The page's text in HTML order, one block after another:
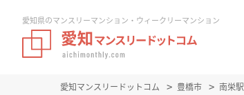
愛知県のマンスリーマンション・ウィークリーマンション
愛知マンスリードットコム 豊橋市 南栄駅